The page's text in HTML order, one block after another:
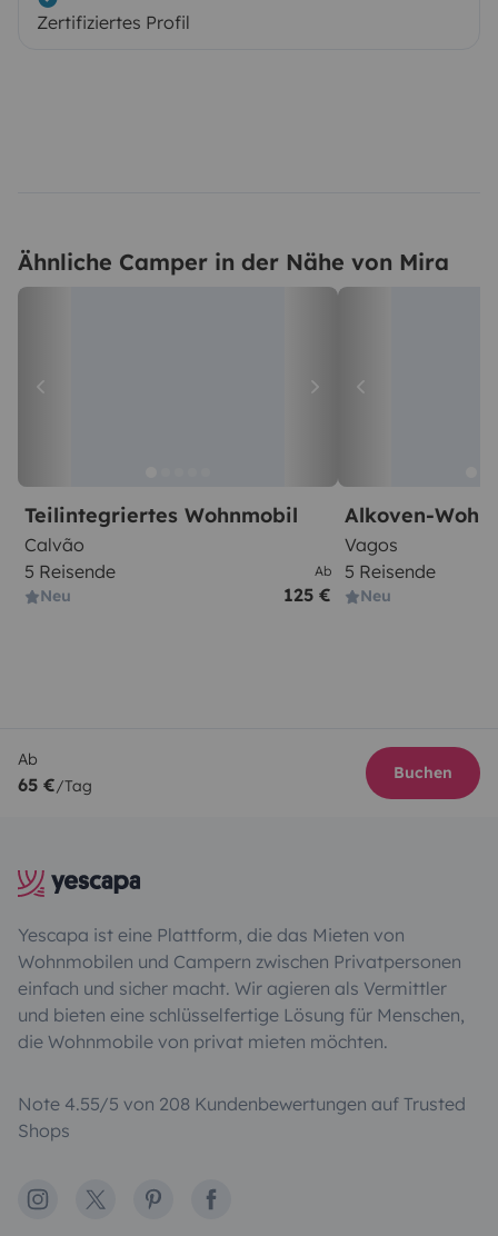
Zertifiziertes Profil
Ähnliche Camper in der Nähe von Mira
Teilintegriertes Wohnmobil
Calvão
5 Reisende
Neu
Ab
125 €
Alkoven-
Vagos
5 Reisende
Neu
Ab
65 €/Tag
Buchen
Yescapa ist eine Plattform, die das Mieten von
Wohnmobilen und Campern zwischen Privatpersonen
einfach und sicher macht. Wir agieren als Vermittler
und bieten eine schlüsselfertige Lösung für Menschen,
die Wohnmobile von privat mieten möchten.
Note 4.55/5 von 208 Kundenbewertungen auf Trusted
Shops
Instagram
X PinterestFacebook